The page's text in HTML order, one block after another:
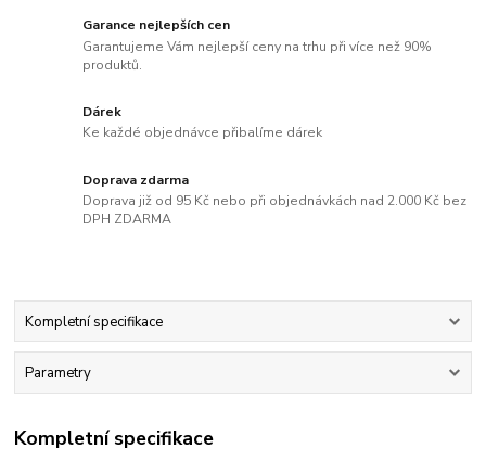
Garance nejlepších cen
Garantujeme Vám nejlepší ceny na trhu při více než 90%
produktů.
Dárek
Ke každé objednávce přibalíme dárek
Doprava zdarma
Doprava již od 95 Kč nebo při objednávkách nad 2.000 Kč bez
DPH ZDARMA
Kompletní specifikace
Parametry
Kompletní specifikace